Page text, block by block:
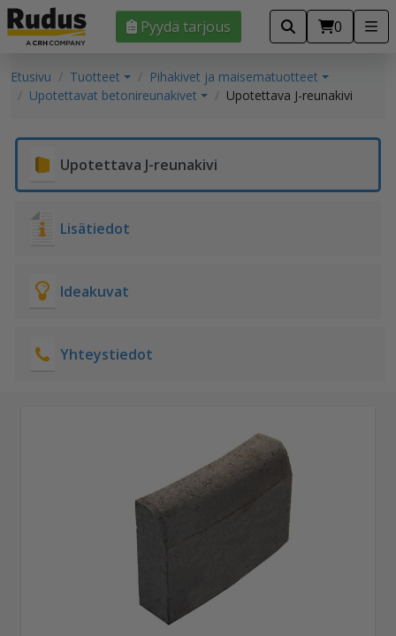
Pyydä tarjous 0
Etusivu Tuotteet
Pihakivet ja maisematuotteet
Upotettavat betonireunakivet
Upotettava J-reunakivi
Upotettava J-reunakivi
Lisätiedot
Ideakuvat
Yhteystiedot